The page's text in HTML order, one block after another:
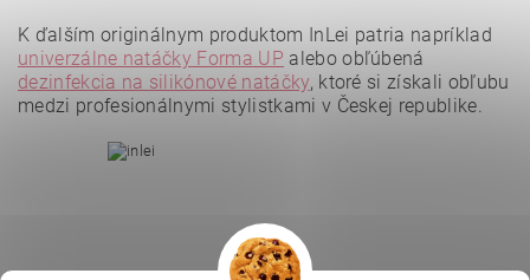
Vložením hodnotenie súhlasíte spodmienkami ochrany
osobných údajov.
K ďalším originálnym produktom InLei patria napríklad
univerzálne natáčky Forma UP alebo obľúbená
dezinfekcia na silikónové natáčky, ktoré si získali obľubu
medzi profesionálnymi stylistkami v Českej republike.